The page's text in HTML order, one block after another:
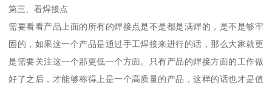
第三、看焊接点
需要看看产品上面的所有的焊接点是不是都是满焊的，是不是够牢
固的，如果这一个产品是通过手工焊接来进行的话，那么大家就更
是需要关注这一个那更低一个方面。只有产品的焊接方面的工作做
好了之后，才能够称得上是一个高质量的产品，这样的话也才是值